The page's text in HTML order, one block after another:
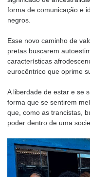
forma de comunicação e
negros.
Esse novo caminho de
pretas buscarem
características
eurocêntrico que oprime
A liberdade de estar e se
forma que se sentirem
que, como as trancistas,
poder dentro de uma